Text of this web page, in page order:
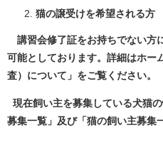
猫の譲受けを希望される方
講習会修了証をお持ちでない方
可能としております。詳細はホー
査）について」をご覧ください。
現在飼い主を募集している犬猫
募集一覧」及び「猫の飼い主募集